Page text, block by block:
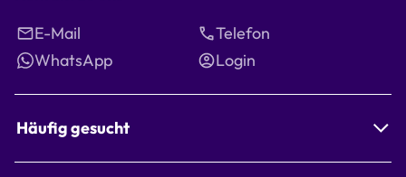
E-Mail
Telefon
WhatsApp
Login
Häufig gesucht